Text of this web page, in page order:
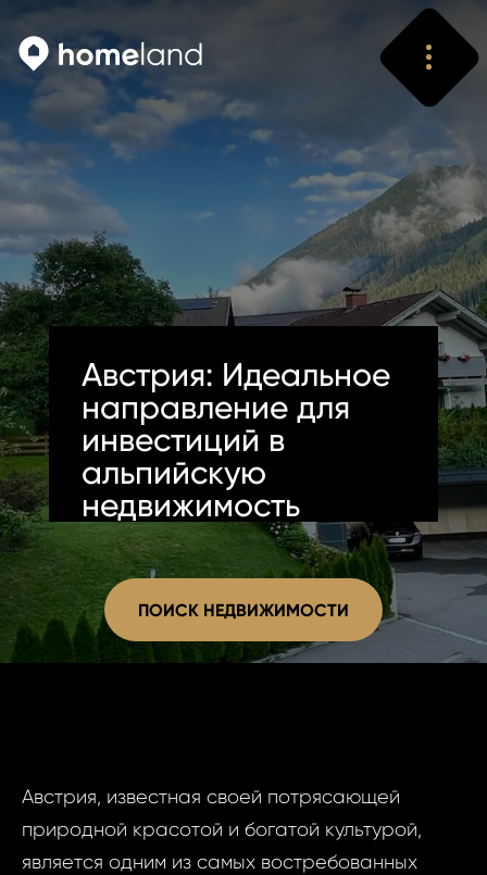
Австрия: Идеальное
направление для
инвестиций в
альпийскую
недвижимость
ПОИСК НЕДВИЖИМОСТИ
Австрия, известная своей потрясающей
природной красотой и богатой культурой,
является одним из самых востребованных
Искать
Vyhledat